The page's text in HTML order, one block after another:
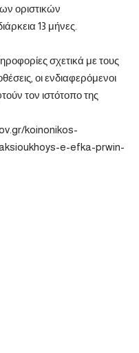
οριστικών
13 μήνες.
σχετικά με τους
οι ενδιαφερόμενοι
τον ιστότοπο της
koinonikos-
e-efka-prwin-